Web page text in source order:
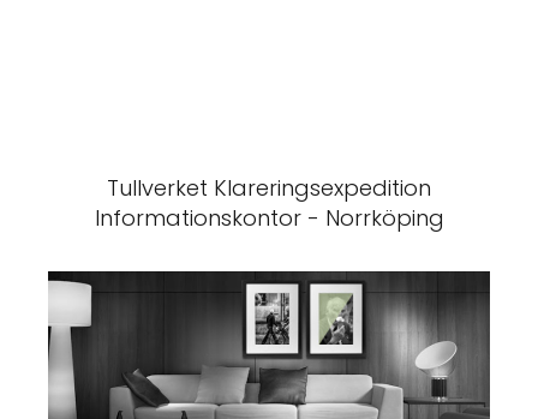
Tullverket Klareringsexpedition
Informationskontor - Norrköping